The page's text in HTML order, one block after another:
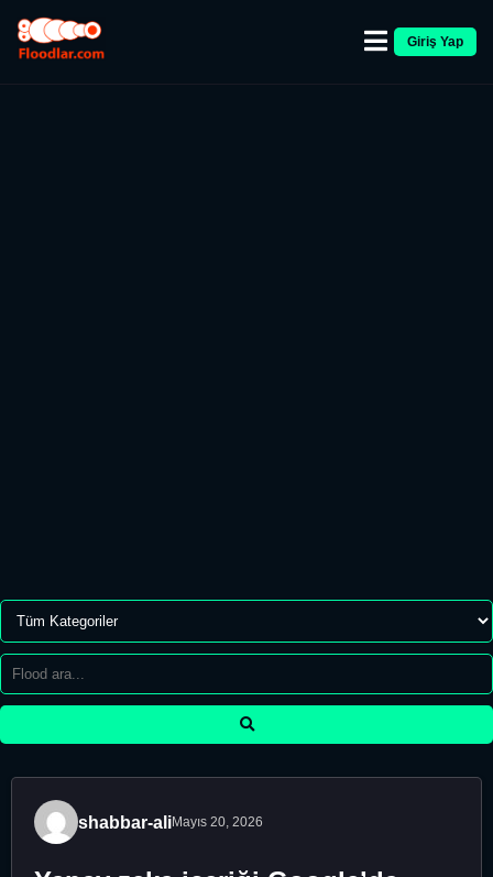
Giriş Yap
shabbar-aliMayıs 20, 2026